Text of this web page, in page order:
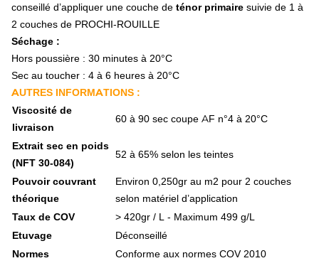
Huile transmission
Huile hydraulique
Huile spécifique et Ad-Blue
Liquide de refroidissement
Graisse mécanique
Filtre agricole
Filtre à huile moteur
Filtre à gazole, essence
Filtre à air
Filtre hydraulique
Filtre spécifique
Transmission, attelage
Barre d'attelage
Barre 3ème point hydraulique
Barre 3ème point mécanique
Transmission à cardan
Rotule nue
conseillé d’appliquer une couche de ténor primaire suivie de 1 à
2 couches de PROCHI-ROUILLE
Séchage :
Hors poussière : 30 minutes à 20°C
Sec au toucher : 4 à 6 heures à 20°C
AUTRES INFORMATIONS :
Viscosité de
livraison
60 à 90 sec coupe AF n°4 à 20°C
Extrait sec en poids
(NFT 30-084)
52 à 65% selon les teintes
Pouvoir couvrant
théorique
Environ 0,250gr au m2 pour 2 couches
selon matériel d’application
Taux de COV
> 420gr / L - Maximum 499 g/L
Etuvage
Déconseillé
Normes
Conforme aux normes COV 2010